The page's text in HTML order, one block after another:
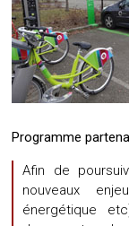
Programme
Afin de
nouveaux
énergétique